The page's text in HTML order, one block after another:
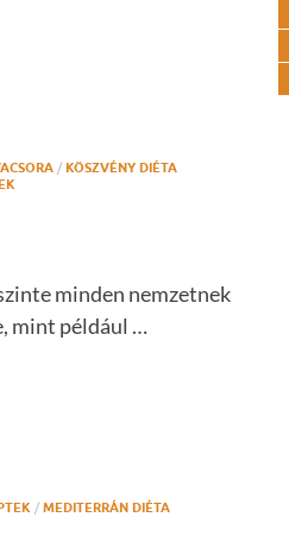
/ KÖSZVÉNY DIÉTA
minden nemzetnek
mint például …
/ MEDITERRÁN DIÉTA